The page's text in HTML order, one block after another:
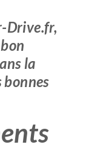
Drive.fr,
la